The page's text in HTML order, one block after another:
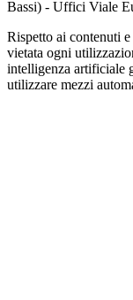
Bassi) - Uffici Viale
Rispetto ai contenuti
vietata ogni
intelligenza artificiale
utilizzare mezzi